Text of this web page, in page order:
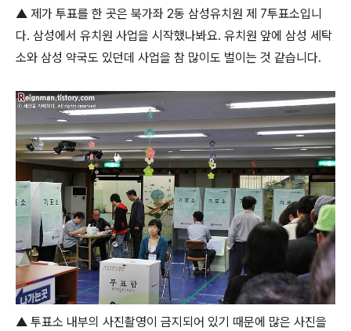
▲ 제가 투표를 한 곳은 북가좌 2동 삼성유치원 제 7투표소입니
다. 삼성에서 유치원 사업을 시작했나봐요. 유치원 앞에 삼성 세탁
소와 삼성 약국도 있던데 사업을 참 많이도 벌이는 것 같습니다.
▲ 투표소 내부의 사진촬영이 금지되어 있기 때문에 많은 사진을